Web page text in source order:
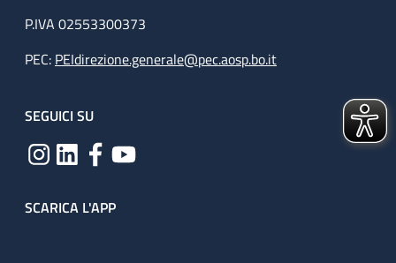
P.IVA 02553300373
PEC: PEIdirezione.generale@pec.aosp.bo.it
SEGUICI SU
SCARICA L'APP